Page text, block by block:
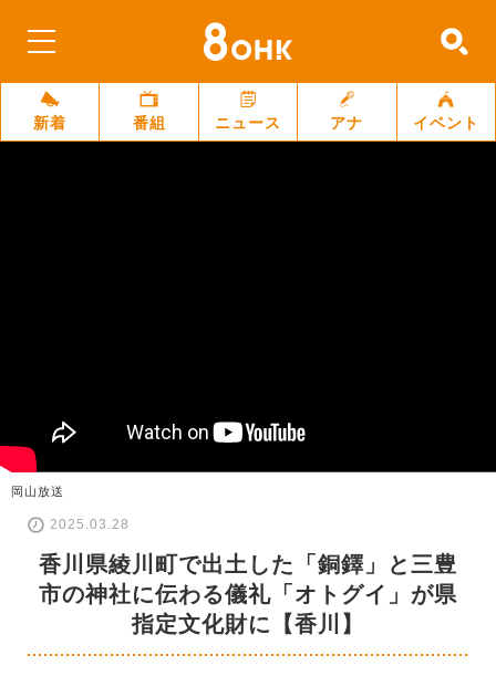
新着 番組 ニュース アナ イベント
岡山放送
2025.03.28
香川県綾川町で出土した「銅鐸」と三豊
市の神社に伝わる儀礼「オトグイ」が県
指定文化財に【香川】